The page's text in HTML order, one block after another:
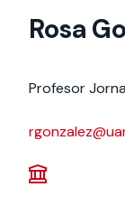
Rosa
Profesor